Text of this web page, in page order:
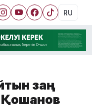
RU
заң